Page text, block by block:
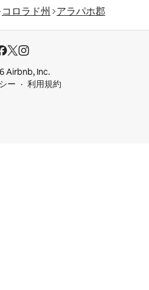
コロラド州
アラパホ郡
Airbnb, Inc.
ー
利用規約